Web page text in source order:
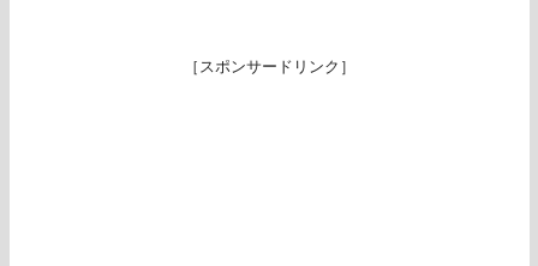
［スポンサードリンク］